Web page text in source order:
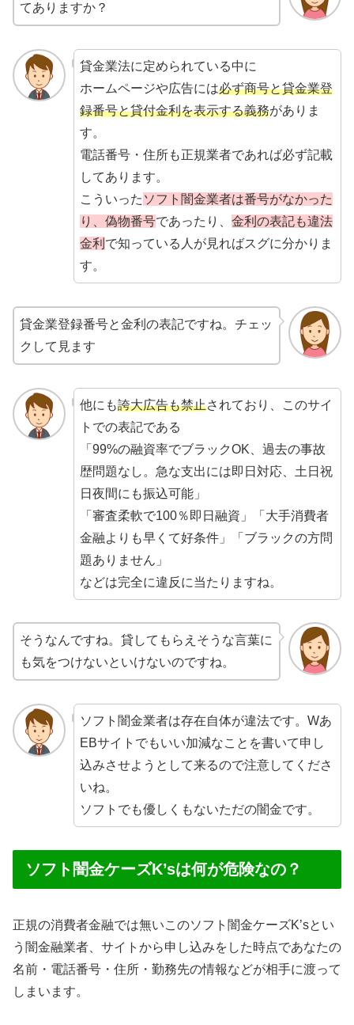
てありますか？
貸金業法に定められている中に
ホームページや広告には必ず商号と貸金業登
録番号と貸付金利を表示する義務がありま
す。
電話番号・住所も正規業者であれば必ず記載
してあります。
こういった ソフト闇金業者は番号がなかった
り、偽物番号であったり、 金利の表記も違法
金利 で知っている人が見ればスグに分かりま
す。
貸金業登録番号と金利の表記ですね。チェッ
クして見ます
他にも誇大広告も禁止されており、このサイ
トでの表記である
「99%の融資率でブラックOK、過去の事故
歴問題なし。急な支出には即日対応、土日祝
日夜間にも振込可能」
「審査柔軟で100％即日融資」「大手消費者
金融よりも早くて好条件」「ブラックの方問
題ありません」
などは完全に違反に当たりますね。
そうなんですね。貸してもらえそうな言葉に
も気をつけないといけないのですね。
ソフト闇金業者は存在自体が違法です。Wあ
EBサイトでもいい加減なことを書いて申し
込みさせようとして来るので注意してくださ
いね。
ソフトでも優しくもないただの闇金です。
ソフト闇金ケーズK’sは何が危険なの？
正規の消費者金融では無いこのソフト闇金ケーズK’sとい
う闇金融業者、サイトから申し込みをした時点であなたの
名前・電話番号・住所・勤務先の情報などが相手に渡って
しまいます。